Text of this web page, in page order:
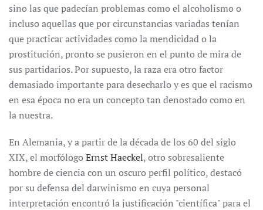
sino las que padecían problemas como el alcoholismo o
incluso aquellas que por circunstancias variadas tenían
que practicar actividades como la mendicidad o la
prostitución, pronto se pusieron en el punto de mira de
sus partidarios. Por supuesto, la raza era otro factor
demasiado importante para desecharlo y es que el racismo
en esa época no era un concepto tan denostado como en
la nuestra.
En Alemania, y a partir de la década de los 60 del siglo
XIX, el morfólogo Ernst Haeckel, otro sobresaliente
hombre de ciencia con un oscuro perfil político, destacó
por su defensa del darwinismo en cuya personal
interpretación encontró la justificación "científica" para el